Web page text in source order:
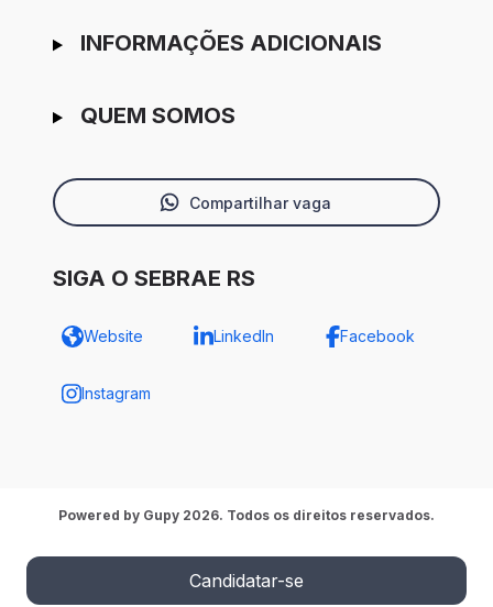
INFORMAÇÕES ADICIONAIS
QUEM SOMOS
Compartilhar vaga
SIGA O SEBRAE RS
Website LinkedIn Facebook
Instagram
Candidatar-se
Powered by Gupy 2026. Todos os direitos reservados.